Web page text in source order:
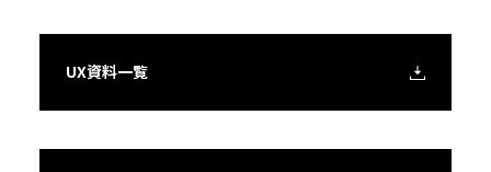
UX資料一覧